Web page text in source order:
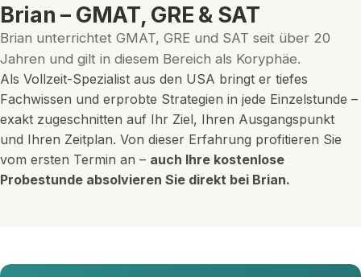
Brian – GMAT, GRE & SAT
Brian unterrichtet GMAT, GRE und SAT seit über 20
Jahren und gilt in diesem Bereich als Koryphäe.
Als Vollzeit-Spezialist aus den USA bringt er tiefes
Fachwissen und erprobte Strategien in jede Einzelstunde –
exakt zugeschnitten auf Ihr Ziel, Ihren Ausgangspunkt
und Ihren Zeitplan. Von dieser Erfahrung profitieren Sie
vom ersten Termin an – auch Ihre kostenlose
Probestunde absolvieren Sie direkt bei Brian.